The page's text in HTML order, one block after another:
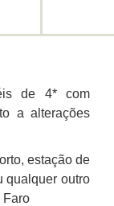
de 4* com
a alterações
estação de
qualquer outro
Faro